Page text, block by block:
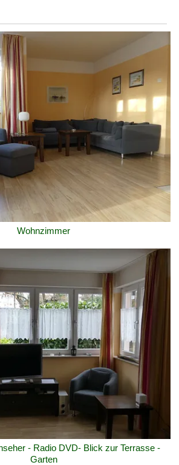
Wohnzimmer
- Radio DVD- Blick zur Terrasse -
Garten